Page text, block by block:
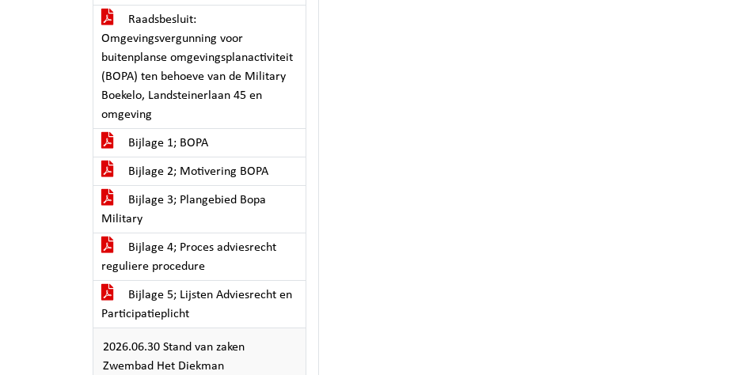
Raadsbesluit:
Omgevingsvergunning voor
buitenplanse omgevingsplanactiviteit
(BOPA) ten behoeve van de Military
Boekelo, Landsteinerlaan 45 en
omgeving
Bijlage 1; BOPA
Bijlage 2; Motivering BOPA
Bijlage 3; Plangebied Bopa
Military
Bijlage 4; Proces adviesrecht
reguliere procedure
Bijlage 5; Lijsten Adviesrecht en
Participatieplicht
2026.06.30 Stand van zaken
Zwembad Het Diekman